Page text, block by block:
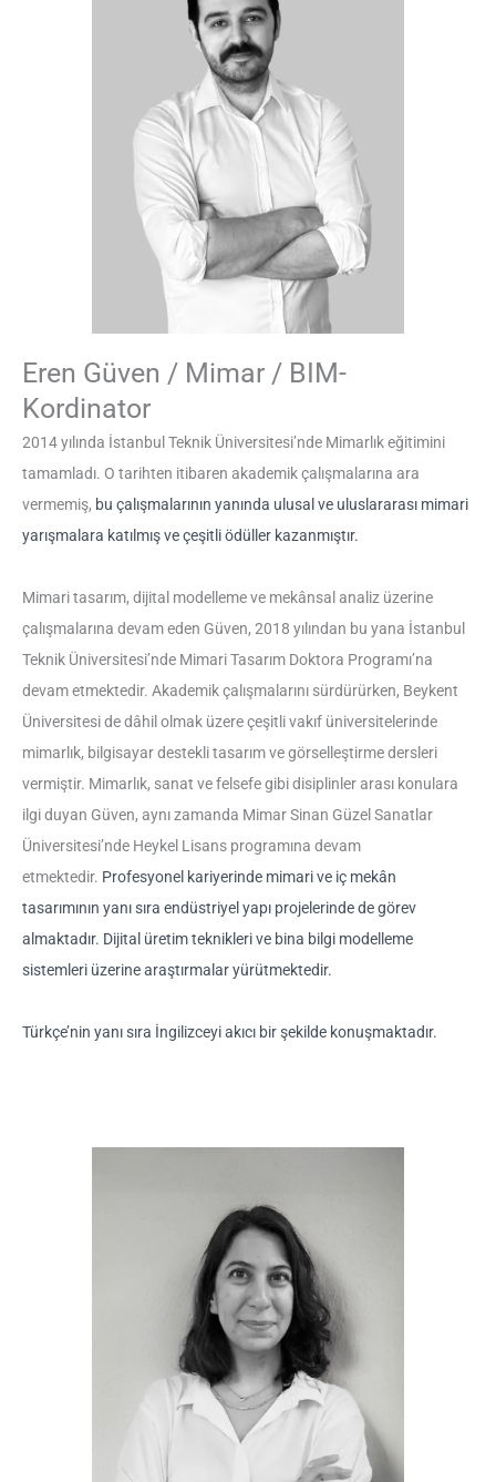
Eren Güven / Mimar / BIM-
Kordinator
2014 yılında İstanbul Teknik Üniversitesi’nde Mimarlık eğitimini
tamamladı. O tarihten itibaren akademik çalışmalarına ara
vermemiş, bu çalışmalarının yanında ulusal ve uluslararası mimari
yarışmalara katılmış ve çeşitli ödüller kazanmıştır.
Mimari tasarım, dijital modelleme ve mekânsal analiz üzerine
çalışmalarına devam eden Güven, 2018 yılından bu yana İstanbul
Teknik Üniversitesi’nde Mimari Tasarım Doktora Programı’na
devam etmektedir. Akademik çalışmalarını sürdürürken, Beykent
Üniversitesi de dâhil olmak üzere çeşitli vakıf üniversitelerinde
mimarlık, bilgisayar destekli tasarım ve görselleştirme dersleri
vermiştir. Mimarlık, sanat ve felsefe gibi disiplinler arası konulara
ilgi duyan Güven, aynı zamanda Mimar Sinan Güzel Sanatlar
Üniversitesi’nde Heykel Lisans programına devam
etmektedir. Profesyonel kariyerinde mimari ve iç mekân
tasarımının yanı sıra endüstriyel yapı projelerinde de görev
almaktadır. Dijital üretim teknikleri ve bina bilgi modelleme
sistemleri üzerine araştırmalar yürütmektedir.
Türkçe’nin yanı sıra İngilizceyi akıcı bir şekilde konuşmaktadır.